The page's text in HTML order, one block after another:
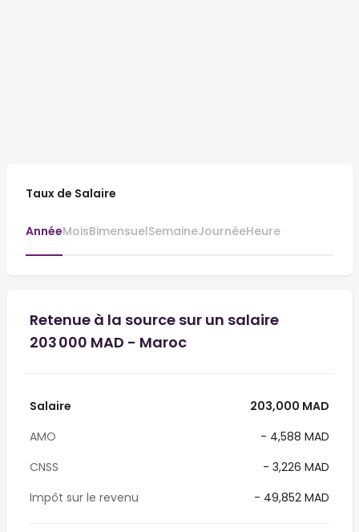
Taux de Salaire
AnnéeMoisBimensuelSemaineJournéeHeure
Retenue à la source sur un salaire
203 000 MAD - Maroc
Salaire
203,000 MAD
AMO
- 4,588 MAD
CNSS
- 3,226 MAD
Impôt sur le revenu
- 49,852 MAD